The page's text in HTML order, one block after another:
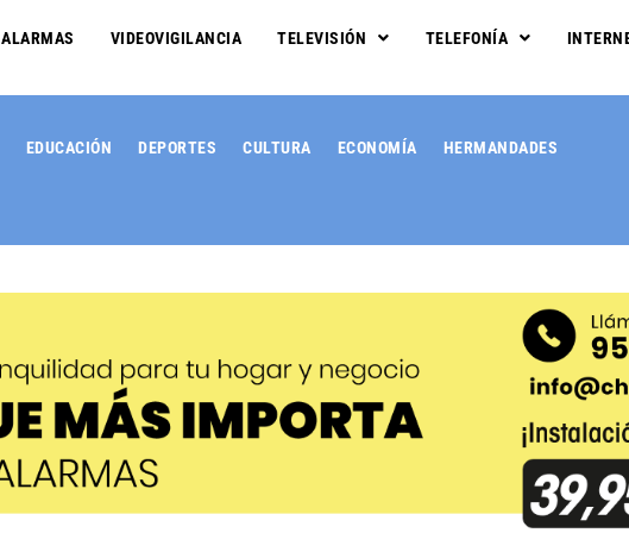
ALARMAS VIDEOVIGILANCIA TELEVISIÓN TELEFONÍA
EDUCACIÓN DEPORTES CULTURA ECONOMÍA HERMANDADES